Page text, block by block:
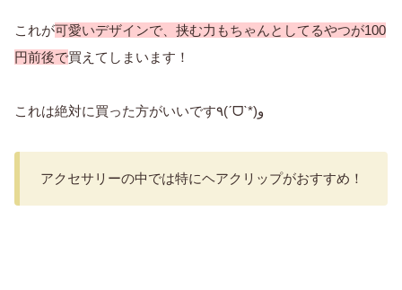
これが可愛いデザインで、挟む力もちゃんとしてるやつが100
円前後で買えてしまいます！
これは絶対に買った方がいいです٩(ˊᗜˋ*)و
アクセサリーの中では特にヘアクリップがおすすめ！